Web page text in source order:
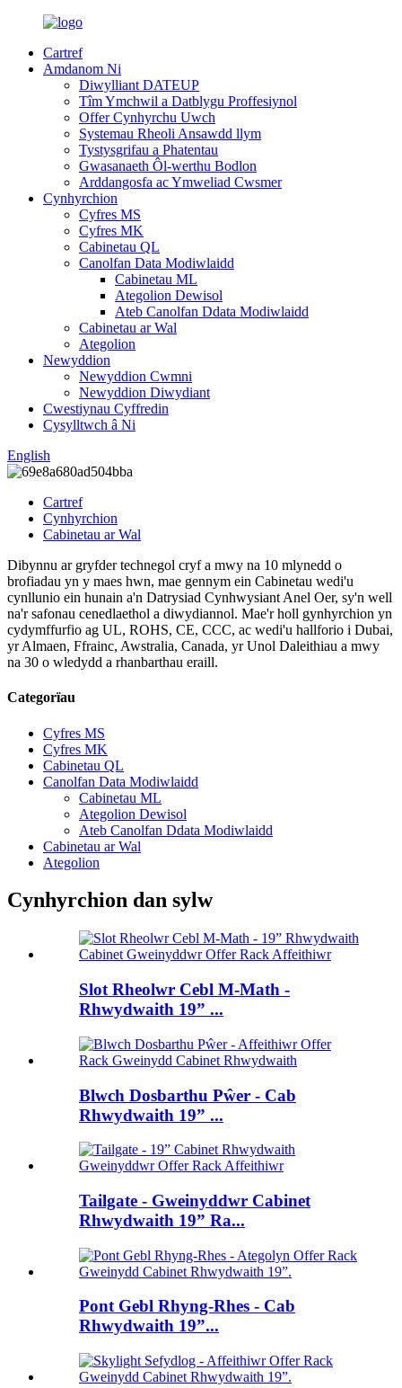
Cartref
Amdanom Ni
Diwylliant DATEUP
Tîm Ymchwil a Datblygu Proffesiynol
Offer Cynhyrchu Uwch
Systemau Rheoli Ansawdd llym
Tystysgrifau a Phatentau
Gwasanaeth Ôl-werthu Bodlon
Arddangosfa ac Ymweliad Cwsmer
Cynhyrchion
Cyfres MS
Cyfres MK
Cabinetau QL
Canolfan Data Modiwlaidd
Cabinetau ML
Ategolion Dewisol
Ateb Canolfan Ddata Modiwlaidd
Cabinetau ar Wal
Ategolion
Newyddion
Newyddion Cwmni
Newyddion Diwydiant
Cwestiynau Cyffredin
Cysylltwch â Ni
English
Cartref
Cynhyrchion
Cabinetau ar Wal
Dibynnu ar gryfder technegol cryf a mwy na 10 mlynedd o
brofiadau yn y maes hwn, mae gennym ein Cabinetau wedi'u
cynllunio ein hunain a'n Datrysiad Cynhwysiant Anel Oer, sy'n well
na'r safonau cenedlaethol a diwydiannol. Mae'r holl gynhyrchion yn
cydymffurfio ag UL, ROHS, CE, CCC, ac wedi'u hallforio i Dubai,
yr Almaen, Ffrainc, Awstralia, Canada, yr Unol Daleithiau a mwy
na 30 o wledydd a rhanbarthau eraill.
Categorïau
Cyfres MS
Cyfres MK
Cabinetau QL
Canolfan Data Modiwlaidd
Cabinetau ML
Ategolion Dewisol
Ateb Canolfan Ddata Modiwlaidd
Cabinetau ar Wal
Ategolion
Cynhyrchion dan sylw
Slot Rheolwr Cebl M-Math -
Rhwydwaith 19” ...
Blwch Dosbarthu Pŵer - Cab
Rhwydwaith 19” ...
Tailgate - Gweinyddwr Cabinet
Rhwydwaith 19” Ra...
Pont Gebl Rhyng-Rhes - Cab
Rhwydwaith 19”...